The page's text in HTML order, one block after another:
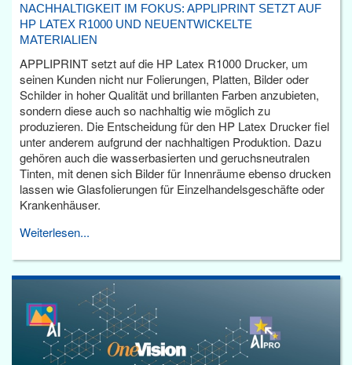
NACHHALTIGKEIT IM FOKUS: APPLIPRINT SETZT AUF
HP LATEX R1000 UND NEUENTWICKELTE
MATERIALIEN
APPLIPRINT setzt auf die HP Latex R1000 Drucker, um
seinen Kunden nicht nur Folierungen, Platten, Bilder oder
Schilder in hoher Qualität und brillanten Farben anzubieten,
sondern diese auch so nachhaltig wie möglich zu
produzieren. Die Entscheidung für den HP Latex Drucker fiel
unter anderem aufgrund der nachhaltigen Produktion. Dazu
gehören auch die wasserbasierten und geruchsneutralen
Tinten, mit denen sich Bilder für Innenräume ebenso drucken
lassen wie Glasfolierungen für Einzelhandelsgeschäfte oder
Krankenhäuser.
Weiterlesen...